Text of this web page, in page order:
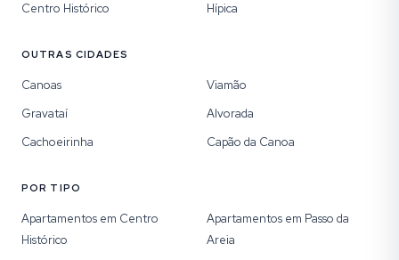
Centro Histórico
Hípica
OUTRAS CIDADES
Canoas
Viamão
Gravataí
Alvorada
Cachoeirinha
Capão da Canoa
POR TIPO
Apartamentos em Centro
Histórico
Apartamentos em Passo da
Areia